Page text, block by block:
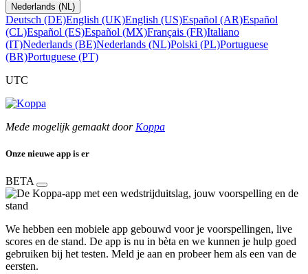
Nederlands (NL)
Deutsch (DE)English (UK)English (US)Español (AR)Español
(CL)Español (ES)Español (MX)Français (FR)Italiano
(IT)Nederlands (BE)Nederlands (NL)Polski (PL)Portuguese
(BR)Portuguese (PT)
UTC
Mede mogelijk gemaakt door Koppa
Onze nieuwe app is er
BETA
We hebben een mobiele app gebouwd voor je voorspellingen, live
scores en de stand. De app is nu in bèta en we kunnen je hulp goed
gebruiken bij het testen. Meld je aan en probeer hem als een van de
eersten.